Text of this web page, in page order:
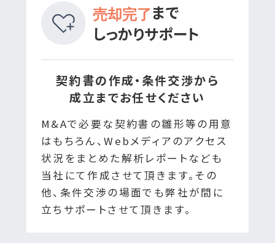
売却完了まで
しっかりサポート
契約書の作成・条件交渉から
成立までお任せください
M&Aで必要な契約書の雛形等の用意
はもちろん、Webメディアのアクセス
状況をまとめた解析レポートなども
当社にて作成させて頂きます。その
他、条件交渉の場面でも弊社が間に
立ちサポートさせて頂きます。